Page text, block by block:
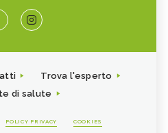
Trova l'esperto
di salute
POLICY PRIVACY COOKIES